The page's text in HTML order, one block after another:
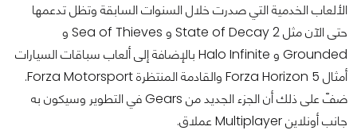
الألعاب الخدمية التي صدرت خلال السنوات السابقة وتظل تدعمها
حتى الآن مثل State of Decay 2 و Sea of Thieves و
Grounded و Halo Infinite بالإضافة إلى ألعاب سباقات السيارات
أمثال Forza Horizon 5 والقادمة المنتظرة Forza Motorsport.
ضفّ على ذلك أن الجزء الجديد من Gears في التطوير وسيكون به
جانب أونلاين Multiplayer عملاق.